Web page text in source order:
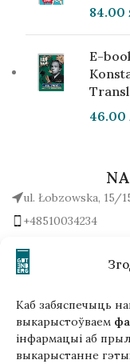
Каб забяспечыць
выкарыстоўваем
інфармацыі аб
выкарыстанне
84.00
E-
46.00
ul. Łobzowska, 15/
+48510034234